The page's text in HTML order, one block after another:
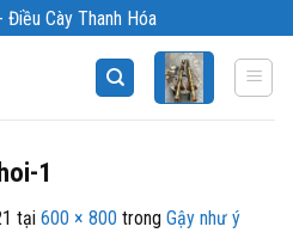
Cày Thanh Hóa
1
tại 600 × 800 trong Gậy như ý